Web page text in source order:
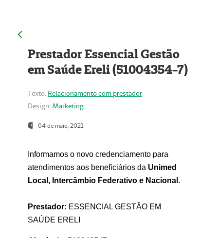
Prestador Essencial Gestão
em Saúde Ereli (51004354-7)
Texto: Relacionamento com prestador
Design: Marketing
04 de maio, 2021
Informamos o novo credenciamento para
atendimentos aos beneficiários da Unimed
Local, Intercâmbio Federativo e Nacional .
Prestador: ESSENCIAL GESTÃO EM
SAÚDE ERELI